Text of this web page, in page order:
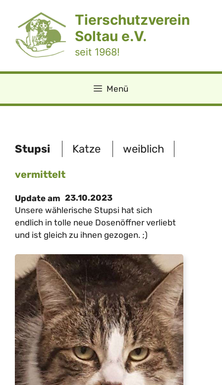
springen
Tierschutzverein
Soltau e.V.
seit 1968!
Menü
Stupsi Katze weiblich
vermittelt
Update am 23.10.2023
Unsere wählerische Stupsi hat sich
endlich in tolle neue Dosenöffner verliebt
und ist gleich zu ihnen gezogen. ;)